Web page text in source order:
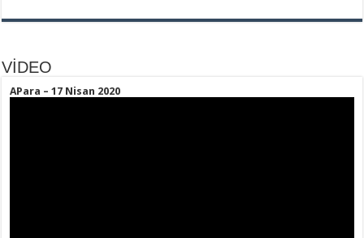
VİDEO
APara – 17 Nisan 2020